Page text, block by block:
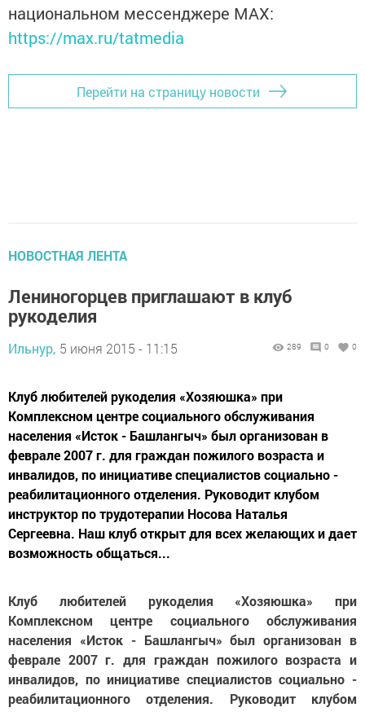
национальном мессенджере MАХ:
https://max.ru/tatmedia
Перейти на страницу новости
НОВОСТНАЯ ЛЕНТА
Лениногорцев приглашают в клуб
рукоделия
Ильнур, 5 июня 2015 - 11:15 289 0 0
Клуб любителей рукоделия «Хозяюшка» при
Комплексном центре социального обслуживания
населения «Исток - Башлангыч» был организован в
феврале 2007 г. для граждан пожилого возраста и
инвалидов, по инициативе специалистов социально -
реабилитационного отделения. Руководит клубом
инструктор по трудотерапии Носова Наталья
Сергеевна. Наш клуб открыт для всех желающих и дает
возможность общаться...
Клуб любителей рукоделия «Хозяюшка» при
Комплексном центре социального обслуживания
населения «Исток - Башлангыч» был организован в
феврале 2007 г. для граждан пожилого возраста и
инвалидов, по инициативе специалистов социально -
реабилитационного отделения. Руководит клубом